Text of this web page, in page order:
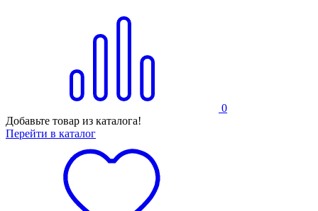
0
Добавьте товар из каталога!
Перейти в каталог